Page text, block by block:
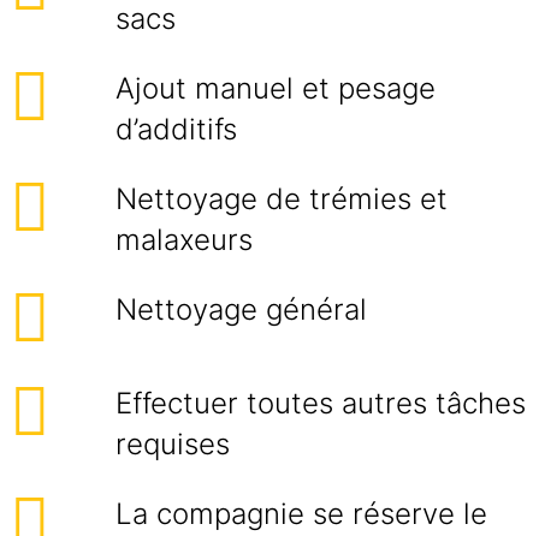
sacs
Ajout manuel et pesage
d’additifs
Nettoyage de trémies et
malaxeurs
Nettoyage général
Effectuer toutes autres tâches
requises
La compagnie se réserve le